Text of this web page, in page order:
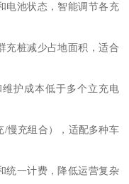
电池状态，智能调节各充
充桩减少占地面积，适合
护成本低于多个立充电
/慢充组合），适配多种车
统一计费，降低运营复杂